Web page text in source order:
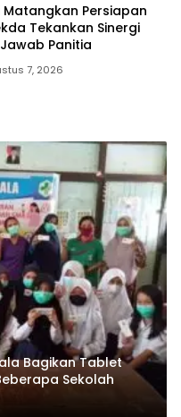
Matangkan Persiapan
Tekankan Sinergi
Panitia
7, 2026
Bagikan Tablet
Sekolah